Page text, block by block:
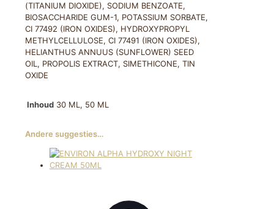
(TITANIUM DIOXIDE), SODIUM BENZOATE,
BIOSACCHARIDE GUM-1, POTASSIUM SORBATE,
CI 77492 (IRON OXIDES), HYDROXYPROPYL
METHYLCELLULOSE, CI 77491 (IRON OXIDES),
HELIANTHUS ANNUUS (SUNFLOWER) SEED
OIL, PROPOLIS EXTRACT, SIMETHICONE, TIN
OXIDE
Inhoud 30 ML, 50 ML
Andere suggesties…